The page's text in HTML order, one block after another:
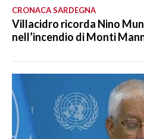
CRONACA SARDEGNA
Villacidro ricorda Nino
nell’incendio di Monti